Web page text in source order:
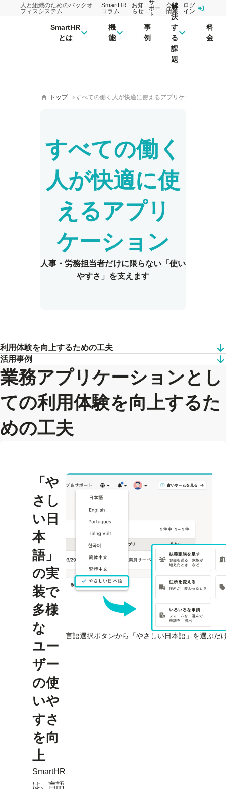
人と組織のためのバックオ
フィスシステム
SmartHR
コラム
お知
らせ
サ
ポー
ト
会社
情報
ログ
イン
SmartHR
とは
機
能
事
例
解
決
す
る
課
題
料
金
トップ すべての働く人が快適に使えるアプリケーション
すべての働く
人が快適に使
えるアプリ
ケーション
人事・労務担当者だけに限らない 「使い
やすさ」を支えます
利用体験を向上するための工夫
活用事例
業務アプリケーションとし
ての利用体験を向上するた
めの工夫
「や
さし
い日
本
語」
の実
装で
多様
な
ユー
ザー
の使
いや
すさ
を向
上
SmartHR
は、言語
言語選択ボタンから「やさしい日本語」を選ぶだ